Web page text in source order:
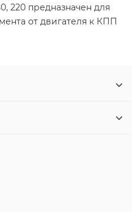
220 предназначен для
от двигателя к КПП